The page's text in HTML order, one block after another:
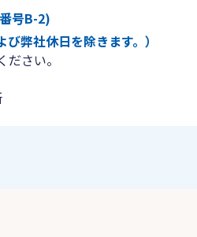
号B-2)
弊社休日を除きます。）
さい。